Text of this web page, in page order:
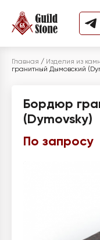
Главная / Изделия из
гранитный Дымовский
Бордюр
(Dymovsky)
По запросу